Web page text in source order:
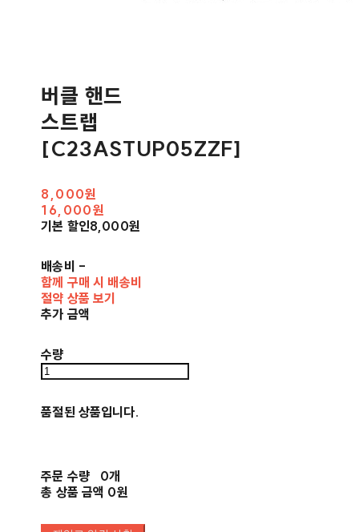
버클 핸드
스트랩
[C23ASTUP05ZZF]
8,000원
16,000원
기본 할인8,000원
배송비 -
함께 구매 시 배송비
절약 상품 보기
추가 금액
수량
품절된 상품입니다.
주문 수량
0개
총 상품 금액 0원